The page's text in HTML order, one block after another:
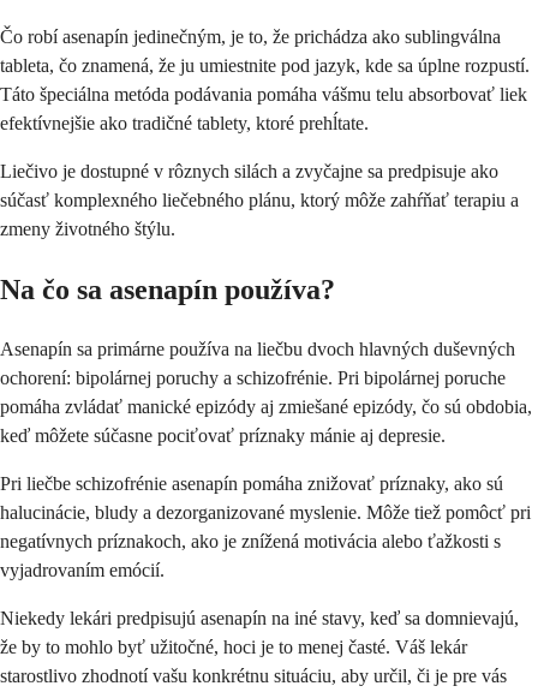
Čo robí asenapín jedinečným, je to, že prichádza ako sublingválna
tableta, čo znamená, že ju umiestnite pod jazyk, kde sa úplne rozpustí.
Táto špeciálna metóda podávania pomáha vášmu telu absorbovať liek
efektívnejšie ako tradičné tablety, ktoré prehĺtate.
Liečivo je dostupné v rôznych silách a zvyčajne sa predpisuje ako
súčasť komplexného liečebného plánu, ktorý môže zahŕňať terapiu a
zmeny životného štýlu.
Na čo sa asenapín používa?
Asenapín sa primárne používa na liečbu dvoch hlavných duševných
ochorení: bipolárnej poruchy a schizofrénie. Pri bipolárnej poruche
pomáha zvládať manické epizódy aj zmiešané epizódy, čo sú obdobia,
keď môžete súčasne pociťovať príznaky mánie aj depresie.
Pri liečbe schizofrénie asenapín pomáha znižovať príznaky, ako sú
halucinácie, bludy a dezorganizované myslenie. Môže tiež pomôcť pri
negatívnych príznakoch, ako je znížená motivácia alebo ťažkosti s
vyjadrovaním emócií.
Niekedy lekári predpisujú asenapín na iné stavy, keď sa domnievajú,
že by to mohlo byť užitočné, hoci je to menej časté. Váš lekár
starostlivo zhodnotí vašu konkrétnu situáciu, aby určil, či je pre vás